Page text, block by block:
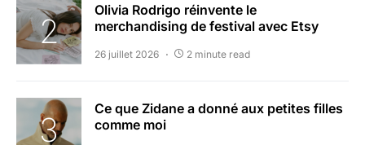
Olivia Rodrigo réinvente le
merchandising de festival avec Etsy
26 juillet 2026 2 minute read
Ce que Zidane a donné aux petites filles
comme moi